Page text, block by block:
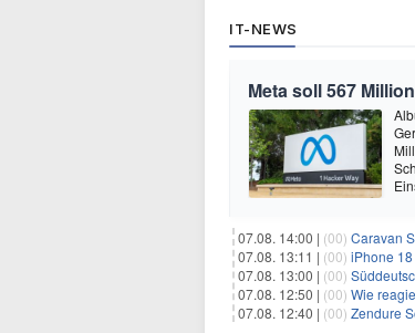
IT-NEWS
Meta soll 567
07.08. 14:00 | (00) Caravan
07.08. 13:11 | (00) iPhone
07.08. 13:00 | (00)
07.08. 12:50 | (00) Wie
07.08. 12:40 | (00) Zendure